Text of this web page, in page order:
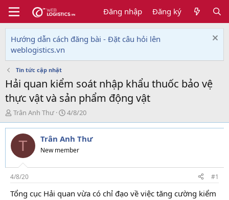
Đăng nhập Đăng ký
Hướng dẫn cách đăng bài - Đặt câu hỏi lên
weblogistics.vn
Tin tức cập nhật
Hải quan kiểm soát nhập khẩu thuốc bảo vệ
thực vật và sản phẩm động vật
T
h
r
e
d
s
t
a
r
Trân Anh Thư
N
g
à
y
g
i
4/8/20
T Trân Anh Thư
New member
4/8/20 #1
Tổng cục Hải quan vừa có chỉ đạo về việc tăng cường kiểm